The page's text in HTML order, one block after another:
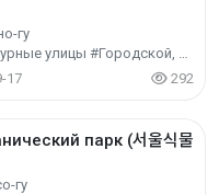
гу
#Переулки и культурные улицы #Городской, региональный культурный туризм #Культурный туризм
17 292
парк (서울식물
гу